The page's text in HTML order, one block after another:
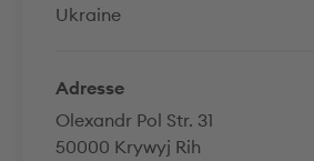
Ukraine
Adresse
Olexandr Pol Str. 31
50000 Krywyj Rih